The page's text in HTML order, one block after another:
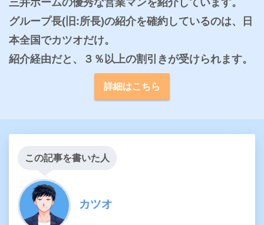
グループ長(旧:所長)の紹介を確約しているのは、日
本全国でカツオだけ。
紹介経由だと、３％以上の割引きが受けられます。
詳細はこちら
この記事を書いた人
カツオ